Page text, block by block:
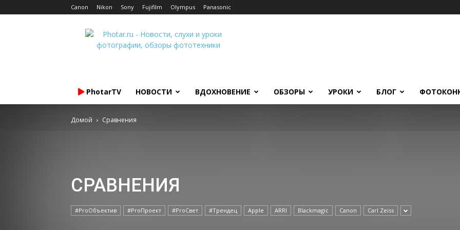
Canon Nikon Sony Fujifilm Olympus Panasonic
Photar.ru
PhotarTV НОВОСТИ ВДОХНОВЕНИЕ ОБЗОРЫ УРОКИ БЛОГ
Домой Cравнения
CРАВНЕНИЯ
#ProОбъектив #ProПроект #ProСвет #Трендец Apple ARRI Blackmagic Canon Carl Zeiss